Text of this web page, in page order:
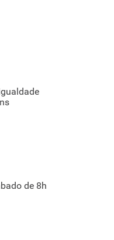
de biscoitos e snacks em
frete grátis e muitas
do maior supermercado
e qualidade. E, se
nossa seleção de
opções para qualquer
de 8h